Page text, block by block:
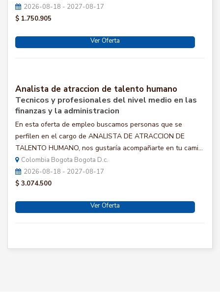
2026-08-18 - 2027-08-17
$ 1.750.905
Ver Oferta
Analista de atraccion de talento humano
Tecnicos y profesionales del nivel medio en las
finanzas y la administracion
En esta oferta de empleo buscamos personas que se
perfilen en el cargo de ANALISTA DE ATRACCION DE
TALENTO HUMANO, nos gustaría acompañarte en tu cami...
Colombia Bogota Bogota D.c.
2026-08-18 - 2027-08-17
$ 3.074.500
Ver Oferta